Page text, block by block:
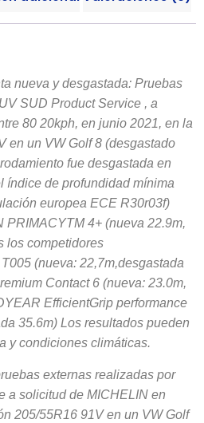
nueva y desgastada: Pruebas
SUD Product Service , a
80 20kph, en junio 2021, en la
en un VW Golf 8 (desgastado
fue desgastada en
índice de profundidad mínima
europea ECE R30r03f)
PRIMACYTM 4+ (nueva 22.9m,
los competidores
(nueva: 22,7m,desgastada
Contact 6 (nueva: 23.0m,
EfficientGrip performance
35.6m) Los resultados pueden
y condiciones climáticas.
externas realizadas por
a solicitud de MICHELIN en
205/55R16 91V en un VW Golf